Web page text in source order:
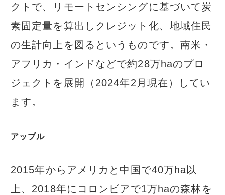
クトで、リモートセンシングに基づいて炭
素固定量を算出しクレジット化、地域住民
の生計向上を図るというものです。南米・
アフリカ・インドなどで約28万haのプロ
ジェクトを展開（2024年2月現在）してい
ます。
アップル
2015年からアメリカと中国で40万ha以
上、2018年にコロンビアで1万haの森林を